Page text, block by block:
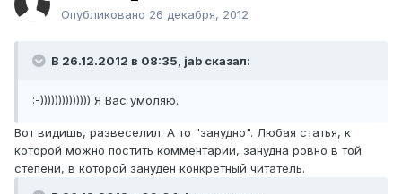
Опубликовано 26 декабря, 2012
В 26.12.2012 в 08:35, jab сказал:
:-)))))))))))))) Я Вас умоляю.
Вот видишь, развеселил. А то "занудно". Любая статья, к
которой можно постить комментарии, занудна ровно в той
степени, в которой зануден конкретный читатель.